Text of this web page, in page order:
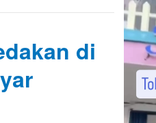
di